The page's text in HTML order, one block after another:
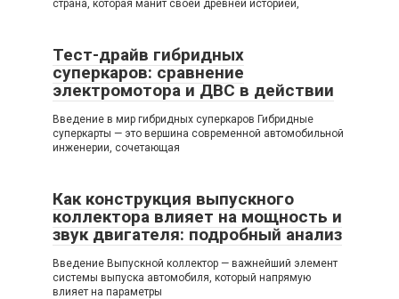
страна, которая манит своей древней историей,
Тест-драйв гибридных
суперкаров: сравнение
электромотора и ДВС в действии
Введение в мир гибридных суперкаров Гибридные
суперкарты — это вершина современной автомобильной
инженерии, сочетающая
Как конструкция выпускного
коллектора влияет на мощность и
звук двигателя: подробный анализ
Введение Выпускной коллектор — важнейший элемент
системы выпуска автомобиля, который напрямую
влияет на параметры